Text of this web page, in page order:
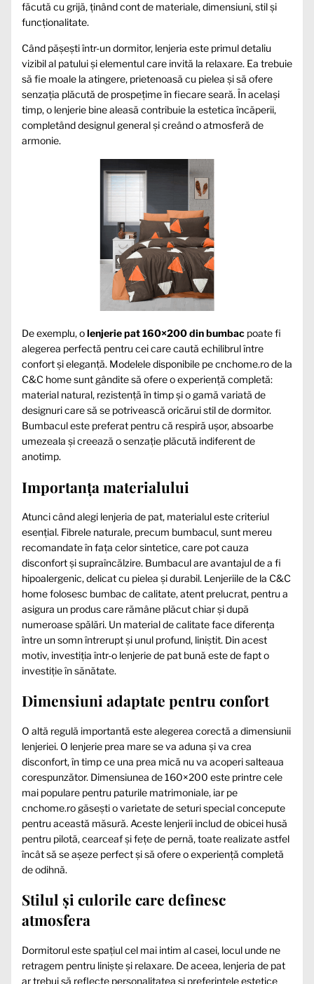
făcută cu grijă, ținând cont de materiale, dimensiuni, stil și
funcționalitate.
Când pășești într-un dormitor, lenjeria este primul detaliu
vizibil al patului și elementul care invită la relaxare. Ea trebuie
să fie moale la atingere, prietenoasă cu pielea și să ofere
senzația plăcută de prospețime în fiecare seară. În același
timp, o lenjerie bine aleasă contribuie la estetica încăperii,
completând designul general și creând o atmosferă de
armonie.
De exemplu, olenjerie pat 160×200 din bumbac poate fi
alegerea perfectă pentru cei care caută echilibrul între
confort și eleganță. Modelele disponibile pe cnchome.ro de la
C&C home sunt gândite să ofere o experiență completă:
material natural, rezistență în timp și o gamă variată de
designuri care să se potrivească oricărui stil de dormitor.
Bumbacul este preferat pentru că respiră ușor, absoarbe
umezeala și creează o senzație plăcută indiferent de
anotimp.
Importanța materialului
Atunci când alegi lenjeria de pat, materialul este criteriul
esențial. Fibrele naturale, precum bumbacul, sunt mereu
recomandate în fața celor sintetice, care pot cauza
disconfort și supraîncălzire. Bumbacul are avantajul de a fi
hipoalergenic, delicat cu pielea și durabil. Lenjeriile de la C&C
home folosesc bumbac de calitate, atent prelucrat, pentru a
asigura un produs care rămâne plăcut chiar și după
numeroase spălări. Un material de calitate face diferența
între un somn întrerupt și unul profund, liniștit. Din acest
motiv, investiția într-o lenjerie de pat bună este de fapt o
investiție în sănătate.
Dimensiuni adaptate pentru confort
O altă regulă importantă este alegerea corectă a dimensiunii
lenjeriei. O lenjerie prea mare se va aduna și va crea
disconfort, în timp ce una prea mică nu va acoperi salteaua
corespunzător. Dimensiunea de 160×200 este printre cele
mai populare pentru paturile matrimoniale, iar pe
cnchome.ro găsești o varietate de seturi special concepute
pentru această măsură. Aceste lenjerii includ de obicei husă
pentru pilotă, cearceaf și fețe de pernă, toate realizate astfel
încât să se așeze perfect și să ofere o experiență completă
de odihnă.
Stilul și culorile care definesc
atmosfera
Dormitorul este spațiul cel mai intim al casei, locul unde ne
retragem pentru liniște și relaxare. De aceea, lenjeria de pat
ar trebui să reflecte personalitatea și preferințele estetice